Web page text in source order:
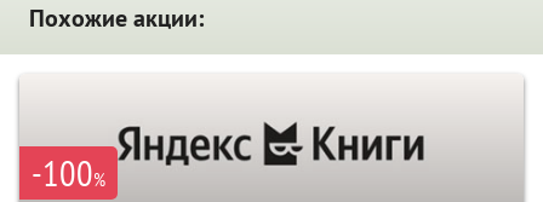
Похожие акции:
-100%